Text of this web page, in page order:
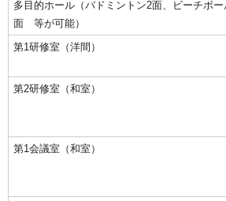
多目的ホール（バドミントン2面、ビーチボー
面 等が可能）
第1研修室（洋間）
第2研修室（和室）
第1会議室（和室）